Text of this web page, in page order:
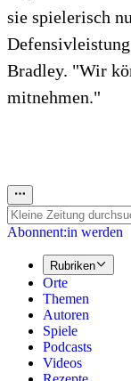
sie spielerisch
Bradley. "Wir
mitnehmen."
Abonnent:in werden
Rubriken
Orte
Themen
Autoren
Spiele
Podcasts
Videos